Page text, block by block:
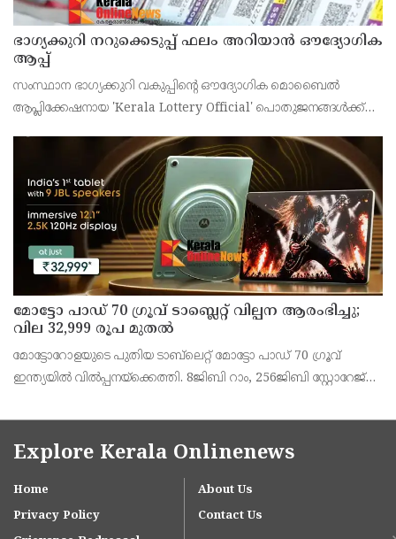
ഭാഗ്യക്കുറി നറുക്കെടുപ്പ് ഫലം അറിയാൻ ഔദ്യോഗിക
ആപ്പ്
സംസ്ഥാന ഭാഗ്യക്കുറി വകുപ്പിന്റെ ഔദ്യോഗിക മൊബൈൽ
ആപ്ലിക്കേഷനായ 'Kerala Lottery Official' പൊതുജനങ്ങൾക്ക്
അഞ്ജു കെ എസ് അറിയിച്ചു.
മോട്ടോ പാഡ് 70 ഗ്രൂവ് ടാബ്ലെറ്റ് വില്പന ആരംഭിച്ചു;
വില 32,999 രൂപ മുതൽ
മോട്ടോറോളയുടെ പുതിയ ടാബ്‌ലെറ്റ് മോട്ടോ പാഡ് 70 ഗ്രൂവ്
ഇന്ത്യയിൽ വിൽപ്പനയ്‌ക്കെത്തി. 8ജിബി റാം, 256ജിബി സ്റ്റോറേജ്
ഉൾപ്പെടെ 32,999 രൂപയാണ് ഫലപ്രദമായ
Explore Kerala Onlinenews
Home
About Us
Privacy Policy
Contact Us